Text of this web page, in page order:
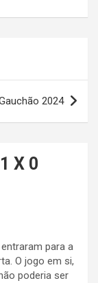
2024
X 0
para a
O jogo em si,
poderia ser